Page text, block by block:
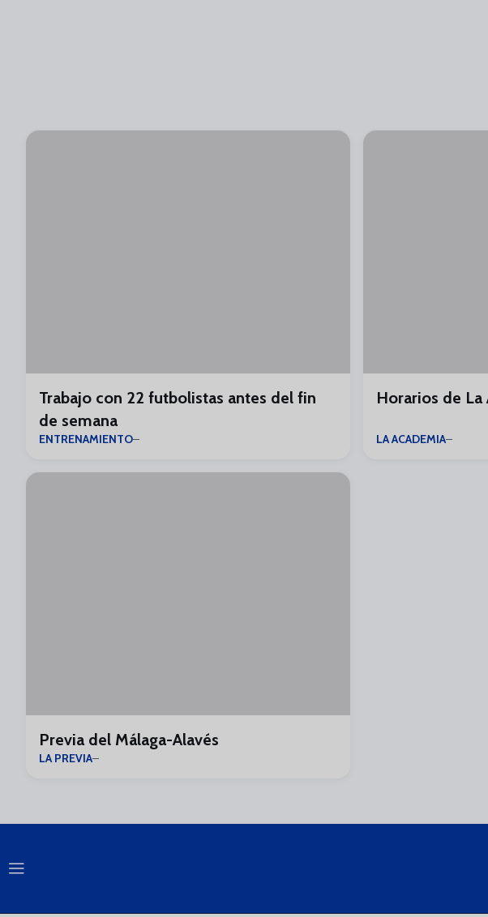
Trabajo con 22 futbolistas antes del fin
de semana
ENTRENAMIENTO
Horarios de La
LA ACADEMIA
Previa del Málaga-Alavés
LA PREVIA